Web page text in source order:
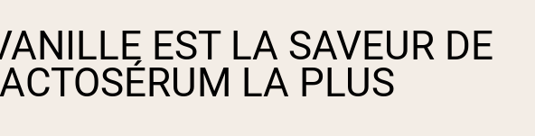
EST LA SAVEUR DE
LA PLUS